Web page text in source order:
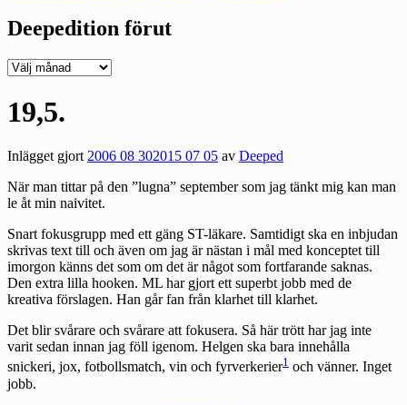
Deepedition förut
Deepedition
19,5.
Inlägget gjort2006 08 302015 07 05 av Deeped
När man tittar på den ”lugna” september som jag tänkt mig kan man
le åt min naivitet.
Snart fokusgrupp med ett gäng ST-läkare. Samtidigt ska en inbjudan
skrivas text till och även om jag är nästan i mål med konceptet till
imorgon känns det som om det är något som fortfarande saknas.
Den extra lilla hooken. ML har gjort ett superbt jobb med de
kreativa förslagen. Han går fan från klarhet till klarhet.
Det blir svårare och svårare att fokusera. Så här trött har jag inte
varit sedan innan jag föll igenom. Helgen ska bara innehålla
snickeri, jox, fotbollsmatch, vin och fyrverkerier1 och vänner. Inget
jobb.